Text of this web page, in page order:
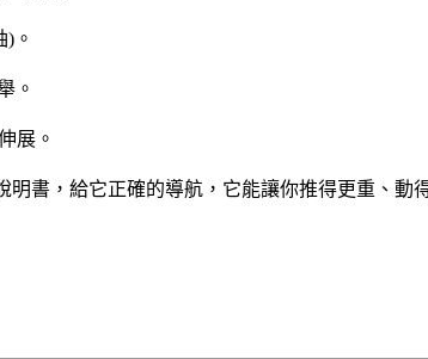
。
。
展。
書，給它正確的導航，它能讓你推得更重、動